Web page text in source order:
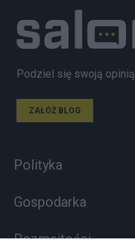
Podziel się swoją opinią
ZAŁÓŻ BLOG
Polityka
Gospodarka
Rozmaitości